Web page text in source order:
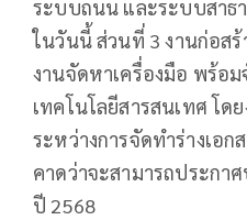
ระบบถนน และระบบสาธ
ในวันนี้ ส่วนที่ 3 งานก่อส
งานจัดหาเครื่องมือ พร้อ
เทคโนโลยีสารสนเทศ โด
ระหว่างการจัดทำร่างเอก
คาดว่าจะสามารถประกา
ปี 2568